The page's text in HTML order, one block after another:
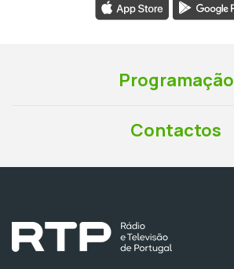
Programação
Contactos